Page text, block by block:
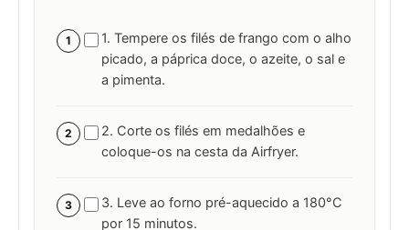
1
1. Tempere os filés de frango com o alho
picado, a páprica doce, o azeite, o sal e
a pimenta.
2
2. Corte os filés em medalhões e
coloque-os na cesta da Airfryer.
3
3. Leve ao forno pré-aquecido a 180°C
por 15 minutos.